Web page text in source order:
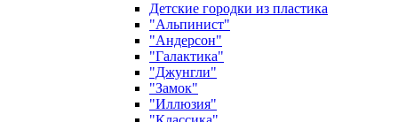
Детские городки из пластика
"Альпинист"
"Андерсон"
"Галактика"
"Джунгли"
"Замок"
"Иллюзия"